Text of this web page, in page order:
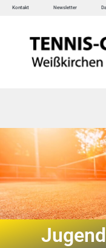
Kontakt Newsletter